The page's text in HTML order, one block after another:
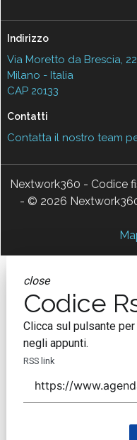
Indirizzo
Via Moretto da Brescia, 22
Milano - Italia
CAP 20133
Contatti
Contatta il nostro team
Nextwork360 - Codice
- © 2026
close
Codice
Clicca sul pulsante
negli appunti.
RSS link